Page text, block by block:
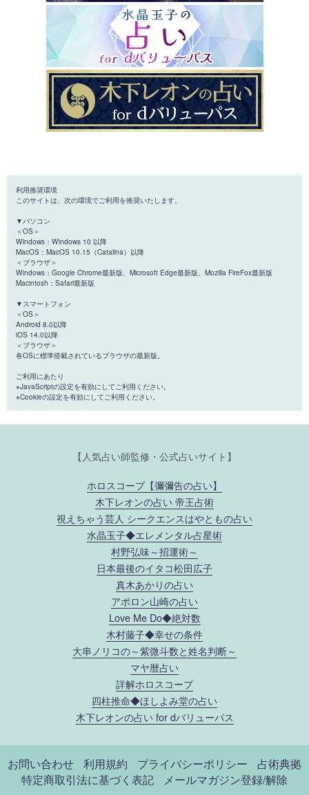
利用推奨環境
このサイトは、次の環境でご利用を推奨いたします。
▼パソコン
＜OS＞
Windows：Windows 10 以降
MacOS：MacOS 10.15（Catalina）以降
＜ブラウザ＞
Windows：Google Chrome最新版、Microsoft Edge最新版、Mozilla FireFox最新版
Macintosh：Safari最新版
▼スマートフォン
＜OS＞
Android 8.0以降
iOS 14.0以降
＜ブラウザ＞
各OSに標準搭載されているブラウザの最新版。
ご利用にあたり
※JavaScriptの設定を有効にしてご利用ください。
※Cookieの設定を有効にしてご利用ください。
【人気占い師監修・公式占いサイト】
ホロスコープ【彌彌告の占い】
木下レオンの占い 帝王占術
視えちゃう芸人 シークエンスはやともの占い
水晶玉子◆エレメンタル占星術
村野弘味～招運術～
日本最後のイタコ松田広子
真木あかりの占い
アポロン山崎の占い
Love Me Do◆絶対数
木村藤子◆幸せの条件
大串ノリコの～紫微斗数と姓名判断～
マヤ暦占い
詳解ホロスコープ
四柱推命◆ほしよみ堂の占い
木下レオンの占い for dバリューパス
お問い合わせ 利用規約 プライバシーポリシー
占術典拠
特定商取引法に基づく表記
メールマガジン登録/解除